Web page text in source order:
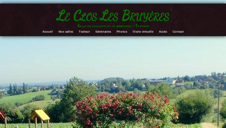
Le Clos Les Bruyères
Salle de banquets et de séminaires – Traiteur
Accueil Nos salles Traiteur Séminaires Photos Visite virtuelle Accès Contact